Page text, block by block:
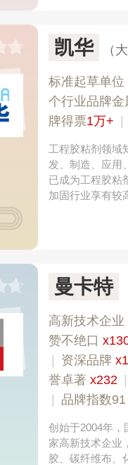
凯华 （
标准起草单位
个行业品牌金
牌得票1万+
工程胶粘剂领域
发、制造、应用
已成为工程胶粘
加固行业享有较
曼卡特
高新技术企业
赞不绝口
资深品牌
誉卓著 x232
品牌指数91
创始于2004年，
家高新技术企业
胶、碳纤维布、